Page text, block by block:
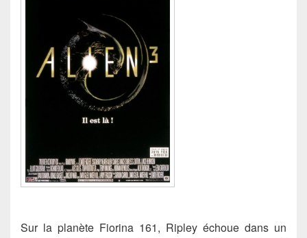
Sur la planète Fiorina 161, Ripley échoue dans un